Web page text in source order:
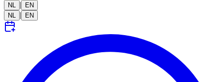
NL |
EN
NL | EN